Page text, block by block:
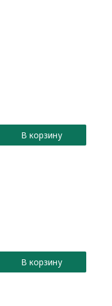
В корзину
В корзину